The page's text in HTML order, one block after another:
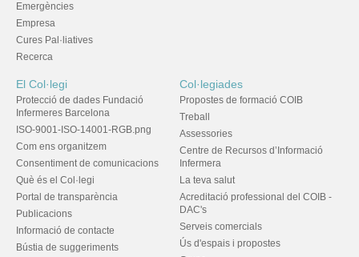
Emergències
Empresa
Cures Pal·liatives
Recerca
El Col·legi
Protecció de dades Fundació
Infermeres Barcelona
ISO-9001-ISO-14001-RGB.png
Com ens organitzem
Consentiment de comunicacions
Què és el Col·legi
Portal de transparència
Publicacions
Informació de contacte
Bústia de suggeriments
Col·legiades
Propostes de formació COIB
Treball
Assessories
Centre de Recursos d’Informació
Infermera
La teva salut
Acreditació professional del COIB -
DAC's
Serveis comercials
Ús d'espais i propostes